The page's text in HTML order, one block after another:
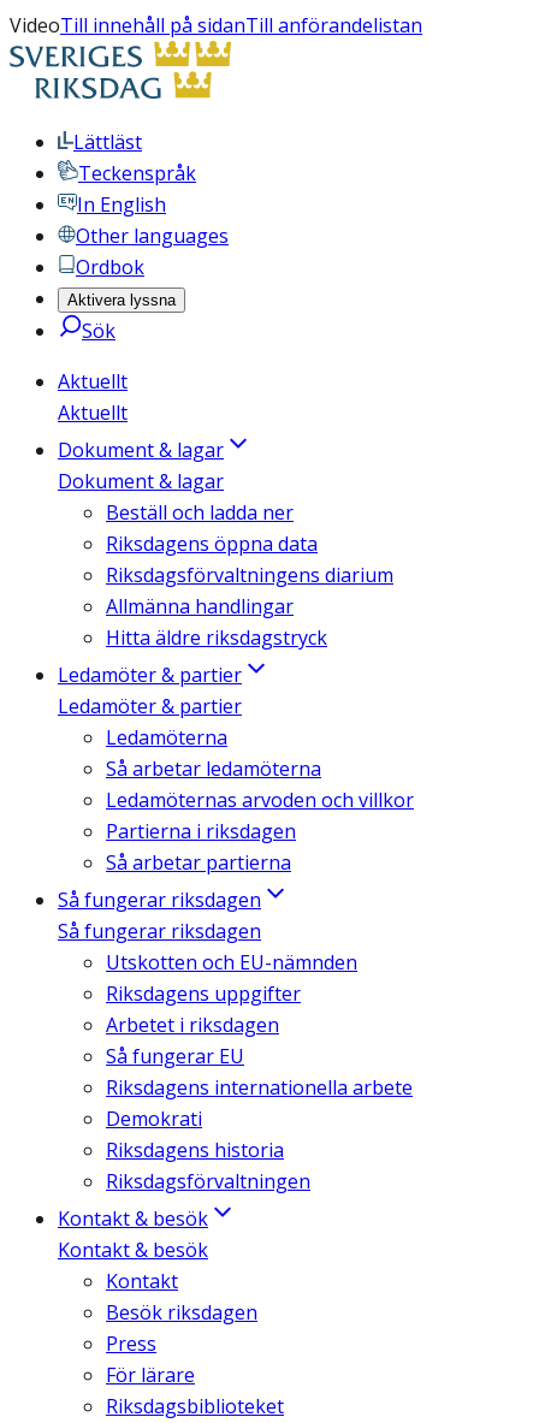
VideoTill innehåll på sidanTill anförandelistan
Lättläst
Teckenspråk
In English
Other languages
Ordbok
Aktivera lyssna
Sök
Aktuellt
Aktuellt
Dokument & lagar
Dokument & lagar
Beställ och ladda ner
Riksdagens öppna data
Riksdagsförvaltningens diarium
Allmänna handlingar
Hitta äldre riksdagstryck
Ledamöter & partier
Ledamöter & partier
Ledamöterna
Så arbetar ledamöterna
Ledamöternas arvoden och villkor
Partierna i riksdagen
Så arbetar partierna
Så fungerar riksdagen
Så fungerar riksdagen
Utskotten och EU-nämnden
Riksdagens uppgifter
Arbetet i riksdagen
Så fungerar EU
Riksdagens internationella arbete
Demokrati
Riksdagens historia
Riksdagsförvaltningen
Kontakt & besök
Kontakt & besök
Kontakt
Besök riksdagen
Press
För lärare
Riksdagsbiblioteket